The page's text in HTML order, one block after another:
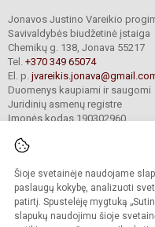
Šioje svetainėje naudojame
paslaugų kokybę, analizuoti
patirtį. Spustelėję mygtuką
slapukų naudojimu šioje
Jonavos Justino Vareikio
Savivaldybės biudžetinė įstaiga
Chemikų g. 138, Jonava 55217
Tel. +370 349 65074
El. p.
Duomenys kaupiami ir saugomi
Juridinių asmenų registre
Įmonės kodas 190302960
© 2024. Jonavos Justino
Kopijuoti turinį be raštiško
Prieinamumo